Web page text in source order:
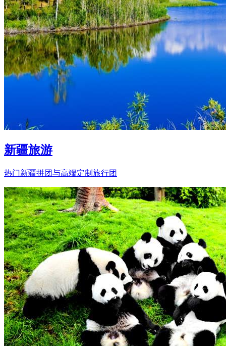
新疆旅游
热门新疆拼团与高端定制旅行团